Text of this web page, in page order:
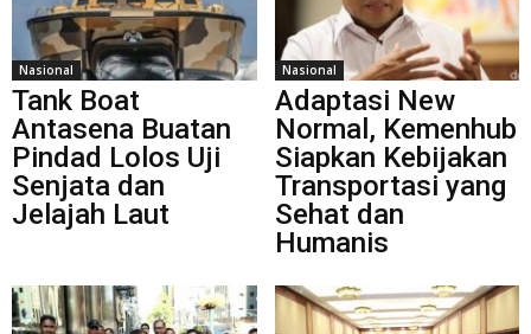
Nasional
Tank Boat
Antasena Buatan
Pindad Lolos Uji
Senjata dan
Jelajah Laut
Nasional
Adaptasi New
Normal, Kemenhub
Siapkan Kebijakan
Transportasi yang
Sehat dan
Humanis